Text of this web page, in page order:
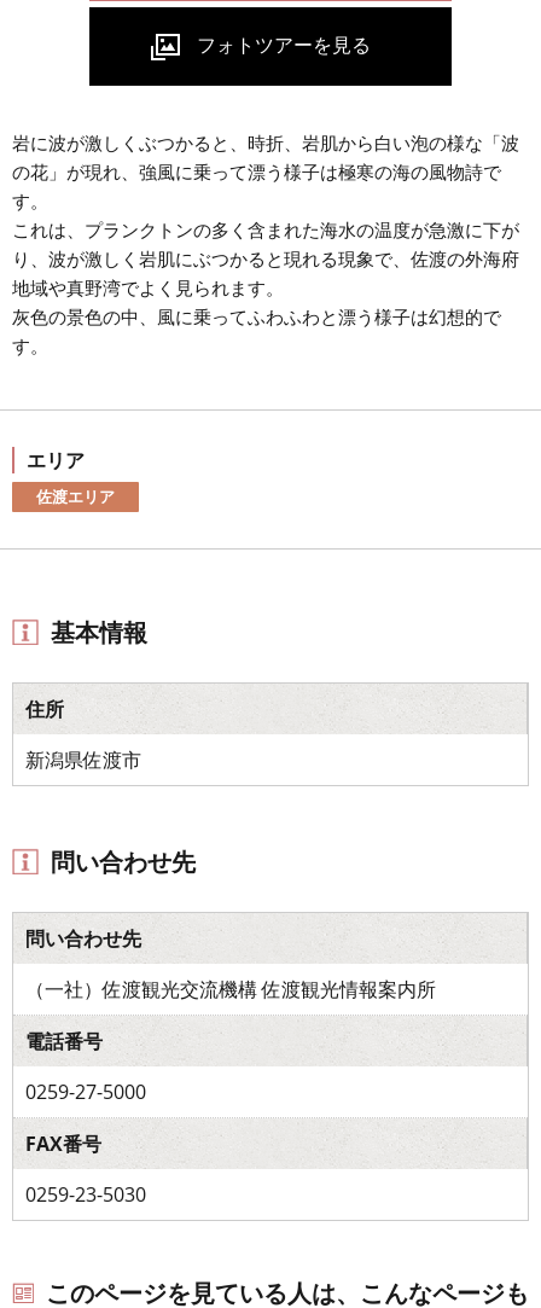
岩に波が激しくぶつかると、時折、岩肌から白い泡の様な「波
の花」が現れ、強風に乗って漂う様子は極寒の海の風物詩で
す。
これは、プランクトンの多く含まれた海水の温度が急激に下が
り、波が激しく岩肌にぶつかると現れる現象で、佐渡の外海府
地域や真野湾でよく見られます。
灰色の景色の中、風に乗ってふわふわと漂う様子は幻想的で
す。
エリア
佐渡エリア
基本情報
住所
新潟県佐渡市
問い合わせ先
問い合わせ先
（一社）佐渡観光交流機構 佐渡観光情報案内所
電話番号
0259-27-5000
FAX番号
0259-23-5030
このページを見ている人は、こんなページも